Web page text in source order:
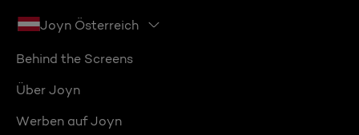
Joyn Österreich
Behind the Screens
Über Joyn
Werben auf Joyn